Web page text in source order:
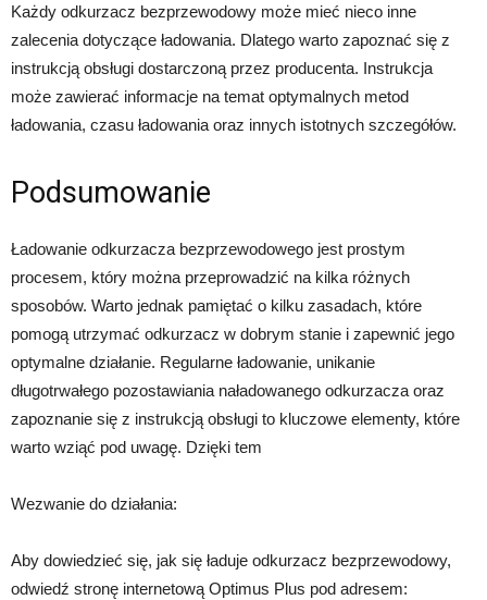
Każdy odkurzacz bezprzewodowy może mieć nieco inne
zalecenia dotyczące ładowania. Dlatego warto zapoznać się z
instrukcją obsługi dostarczoną przez producenta. Instrukcja
może zawierać informacje na temat optymalnych metod
ładowania, czasu ładowania oraz innych istotnych szczegółów.
Podsumowanie
Ładowanie odkurzacza bezprzewodowego jest prostym
procesem, który można przeprowadzić na kilka różnych
sposobów. Warto jednak pamiętać o kilku zasadach, które
pomogą utrzymać odkurzacz w dobrym stanie i zapewnić jego
optymalne działanie. Regularne ładowanie, unikanie
długotrwałego pozostawiania naładowanego odkurzacza oraz
zapoznanie się z instrukcją obsługi to kluczowe elementy, które
warto wziąć pod uwagę. Dzięki tem
Wezwanie do działania:
Aby dowiedzieć się, jak się ładuje odkurzacz bezprzewodowy,
odwiedź stronę internetową Optimus Plus pod adresem: